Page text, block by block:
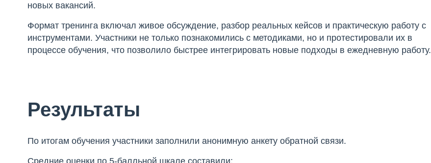
новых вакансий.
Формат тренинга включал живое обсуждение, разбор реальных кейсов и практическую работу с
инструментами. Участники не только познакомились с методиками, но и протестировали их в
процессе обучения, что позволило быстрее интегрировать новые подходы в ежедневную работу.
Результаты
По итогам обучения участники заполнили анонимную анкету обратной связи.
Средние оценки по 5-балльной шкале составили: